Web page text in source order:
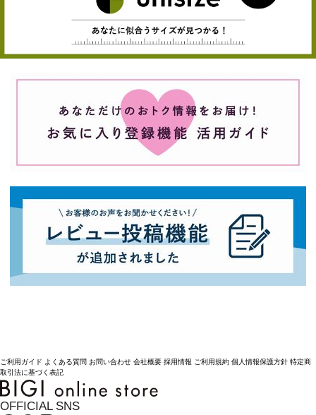
ご利用ガイド よくある質問 お問い合わせ 会社概要 採用情報 ご利用規約 個人情報保護方針 特定商
取引法に基づく表記
OFFICIAL SNS